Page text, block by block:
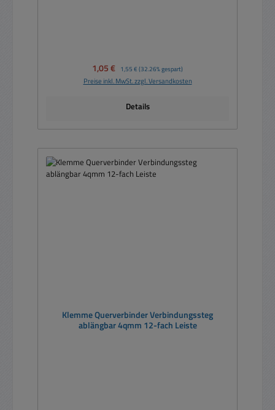
Verkaufspreis:
1,05 € Regulärer Preis:
1,55 € (32.26% gespart)
Preise inkl. MwSt. zzgl. Versandkosten
Details
Klemme Querverbinder Verbindungssteg
ablängbar 4qmm 12-fach Leiste